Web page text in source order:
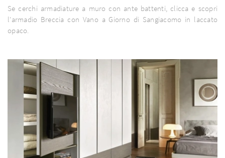
Se cerchi armadiature a muro con ante battenti, clicca e scopri
l'armadio Breccia con Vano a Giorno di Sangiacomo in laccato
opaco.